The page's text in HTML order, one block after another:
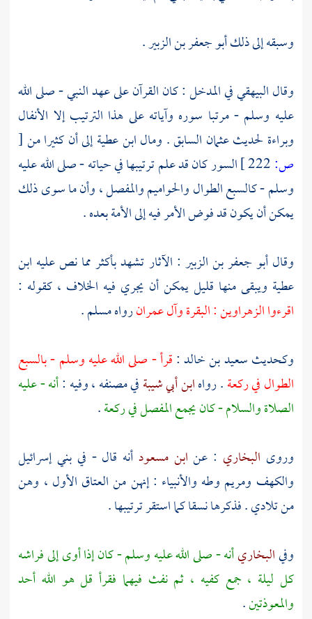
وسبقه إلى ذلكأبو جعفر بن الزبير.
وقالالبيهقيفي المدخل : كان القرآن على عهد النبي - صلى الله
عليه وسلم - مرتبا سوره وآياته على هذا الترتيب إلا الأنفال
وبراءة لحديثعثمان السابق . ومالابن عطيةإلى أن كثيرا من[
ص:
السور كان قد علم ترتيبها في حياته - صلى الله عليه
وسلم - كالسبع الطوال والحواميم والمفصل ، وأن ما سوى ذلك
يمكن أن يكون قد فوض الأمر فيه إلى الأمة بعده .
وقالأبو جعفر بن الزبير : الآثار تشهد بأكثر مما نص عليه ابن
عطية ويبقى منها قليل يمكن أن يجري فيه الخلاف ، كقوله :
اقرءوا الزهراوين : البقرة وآل عمرانرواهمسلم.
وكحديثسعيد بن خالد:قرأ - صلى الله عليه وسلم - بالسبع
الطوال في ركعة. رواهابن أبي شيبةفي مصنفه ، وفيه :أنه - عليه
الصلاة والسلام - كان يجمع المفصل في ركعة.
وروى البخاري : عن ابن مسعود أنه قال - في بني إسرائيل
والكهف ومريم وطه والأنبياء : إنهن من العتاق الأول ، وهن
من تلادي . فذكرها نسقا كما استقر ترتيبها .
وفيالبخاريأنه - صلى الله عليه وسلم - كان إذا أوى إلى فراشه
كل ليلة ، جمع كفيه ، ثم نفث فيهما فقرأ قل هو الله أحد
والمعوذتين.